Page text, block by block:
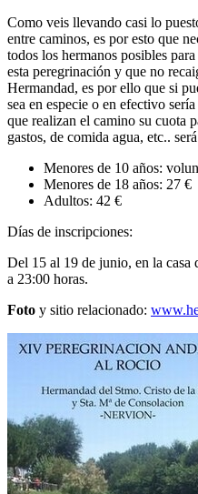
Como veis llevando casi lo
entre caminos, es por esto que
todos los hermanos posibles
esta peregrinación y que no
Hermandad, es por ello que si
sea en especie o en efectivo
que realizan el camino su cuota
gastos, de comida agua, etc..
Menores de 10 años:
Menores de 18 años: 27 €
Adultos: 42 €
Días de inscripciones:
Del 15 al 19 de junio, en la casa
a 23:00 horas.
Foto y sitio relacionado: